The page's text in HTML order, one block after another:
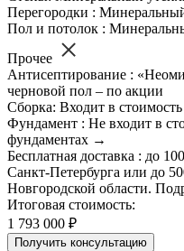
Перегородки :
Пол и потолок :
Прочее
Антисептирование :
черновой пол – по акции
Сборка: Входит в стоимость
Фундамент : Не входит в
фундаментах →
Бесплатная доставка : до
Санкт-Петербурга или до
Новгородской области.
Итоговая стоимость:
1 793 000 ₽
Получить консультацию